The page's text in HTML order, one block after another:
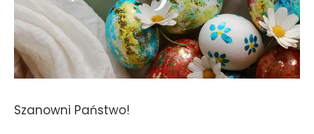
Szanowni Państwo!